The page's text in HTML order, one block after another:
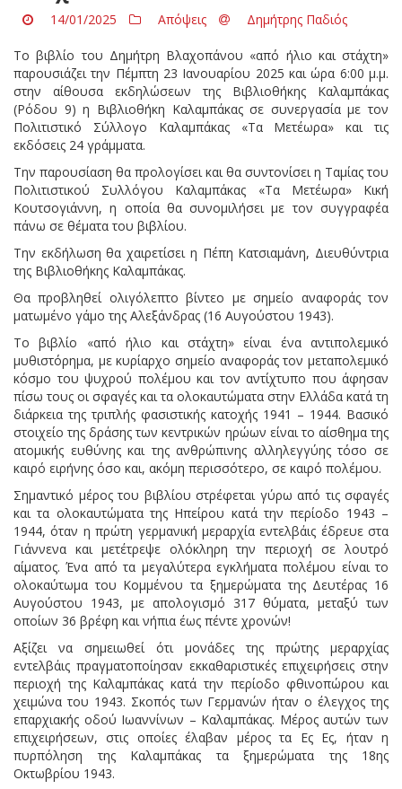
14/01/2025 Απόψεις Δημήτρης Παδιός
Το βιβλίο του Δημήτρη Βλαχοπάνου «από ήλιο και στάχτη»
παρουσιάζει την Πέμπτη 23 Ιανουαρίου 2025 και ώρα 6:00 μ.μ.
στην αίθουσα εκδηλώσεων της Βιβλιοθήκης Καλαμπάκας
(Ρόδου 9) η Βιβλιοθήκη Καλαμπάκας σε συνεργασία με τον
Πολιτιστικό Σύλλογο Καλαμπάκας «Τα Μετέωρα» και τις
εκδόσεις 24 γράμματα.
Την παρουσίαση θα προλογίσει και θα συντονίσει η Ταμίας του
Πολιτιστικού Συλλόγου Καλαμπάκας «Τα Μετέωρα» Κική
Κουτσογιάννη, η οποία θα συνομιλήσει με τον συγγραφέα
πάνω σε θέματα του βιβλίου.
Την εκδήλωση θα χαιρετίσει η Πέπη Κατσιαμάνη, Διευθύντρια
της Βιβλιοθήκης Καλαμπάκας.
Θα προβληθεί ολιγόλεπτο βίντεο με σημείο αναφοράς τον
ματωμένο γάμο της Αλεξάνδρας (16 Αυγούστου 1943).
Το βιβλίο «από ήλιο και στάχτη» είναι ένα αντιπολεμικό
μυθιστόρημα, με κυρίαρχο σημείο αναφοράς τον μεταπολεμικό
κόσμο του ψυχρού πολέμου και τον αντίχτυπο που άφησαν
πίσω τους οι σφαγές και τα ολοκαυτώματα στην Ελλάδα κατά τη
διάρκεια της τριπλής φασιστικής κατοχής 1941 – 1944. Βασικό
στοιχείο της δράσης των κεντρικών ηρώων είναι το αίσθημα της
ατομικής ευθύνης και της ανθρώπινης αλληλεγγύης τόσο σε
καιρό ειρήνης όσο και, ακόμη περισσότερο, σε καιρό πολέμου.
Σημαντικό μέρος του βιβλίου στρέφεται γύρω από τις σφαγές
και τα ολοκαυτώματα της Ηπείρου κατά την περίοδο 1943 –
1944, όταν η πρώτη γερμανική μεραρχία εντελβάις έδρευε στα
Γιάννενα και μετέτρεψε ολόκληρη την περιοχή σε λουτρό
αίματος. Ένα από τα μεγαλύτερα εγκλήματα πολέμου είναι το
ολοκαύτωμα του Κομμένου τα ξημερώματα της Δευτέρας 16
Αυγούστου 1943, με απολογισμό 317 θύματα, μεταξύ των
οποίων 36 βρέφη και νήπια έως πέντε χρονών!
Αξίζει να σημειωθεί ότι μονάδες της πρώτης μεραρχίας
εντελβάις πραγματοποίησαν εκκαθαριστικές επιχειρήσεις στην
περιοχή της Καλαμπάκας κατά την περίοδο φθινοπώρου και
χειμώνα του 1943. Σκοπός των Γερμανών ήταν ο έλεγχος της
επαρχιακής οδού Ιωαννίνων – Καλαμπάκας. Μέρος αυτών των
επιχειρήσεων, στις οποίες έλαβαν μέρος τα Ες Ες, ήταν η
πυρπόληση της Καλαμπάκας τα ξημερώματα της 18ης
Οκτωβρίου 1943.